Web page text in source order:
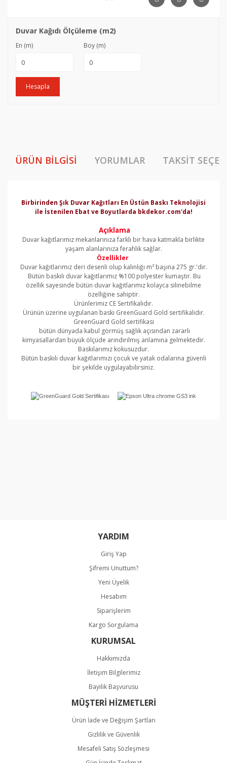
Duvar Kağıdı Ölçüleme (m2)
En (m) Boy (m)
Hesapla
ÜRÜN BILGISI YORUMLAR TAKSIT
Birbirinden Şık Duvar Kağıtları En Üstün Baskı Teknolojisi
ile İstenilen Ebat ve Boyutlarda bkdekor.com'da!
Açıklama
Duvar kağıtlarımız mekanlarınıza farklı bir hava katmakla birlikte
yaşam alanlarınıza ferahlık sağlar.
Özellikler
Duvar kağıtlarımız deri desenli olup kalınlığı m² başına 275 gr.'dır.
Bütün baskılı duvar kağıtlarımız %100 polyester kumaştır. Bu
özellik sayesinde bütün duvar kağıtlarımız kolayca silinebilme
özelliğine sahiptir.
Ürünlerimiz CE Sertifikalıdır.
Ürünün üzerine uygulanan baskı GreenGuard Gold sertifikalıdır.
GreenGuard Gold sertifikası
bütün dünyada kabul görmüş sağlık açısından zararlı
kimyasallardan büyük ölçüde arındırılmış anlamına gelmektedir.
Baskılarımız kokusuzdur.
Bütün baskılı duvar kağıtlarımızı çocuk ve yatak odalarına güvenli
bir şekilde uygulayabilirsiniz.
Bu ürüne benzer farklı alternatifler olmalı.
Gönder
YARDIM
Giriş Yap
Şifremi Unuttum?
Yeni Üyelik
Hesabım
Siparişlerim
Kargo Sorgulama
KURUMSAL
Hakkımızda
İletişim Bilgilerimiz
Bayilik Başvurusu
MÜŞTERİ HİZMETLERİ
Ürün İade ve Değişim Şartları
Gizlilik ve Güvenlik
Mesafeli Satış Sözleşmesi